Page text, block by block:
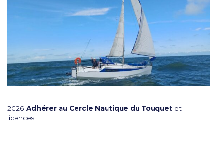
2026 Adhérer au Cercle Nautique du Touquet et
licences